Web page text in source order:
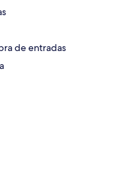
de entradas